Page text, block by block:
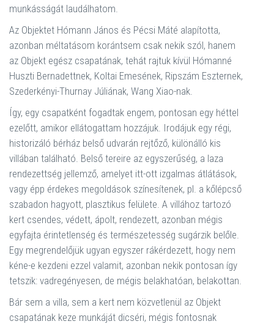
munkásságát laudálhatom.
Az Objektet Hómann János és Pécsi Máté alapította,
azonban méltatásom korántsem csak nekik szól, hanem
az Objekt egész csapatának, tehát rajtuk kívül Hómanné
Huszti Bernadettnek, Koltai Emesének, Ripszám Eszternek,
Szederkényi-Thurnay Júliának, Wang Xiao-nak.
Így, egy csapatként fogadtak engem, pontosan egy héttel
ezelőtt, amikor ellátogattam hozzájuk. Irodájuk egy régi,
historizáló bérház belső udvarán rejtőző, különálló kis
villában található. Belső tereire az egyszerűség, a laza
rendezettség jellemző, amelyet itt-ott izgalmas átlátások,
vagy épp érdekes megoldások színesítenek, pl. a kőlépcső
szabadon hagyott, plasztikus felülete. A villához tartozó
kert csendes, védett, ápolt, rendezett, azonban mégis
egyfajta érintetlenség és természetesség sugárzik belőle.
Egy megrendelőjük ugyan egyszer rákérdezett, hogy nem
kéne-e kezdeni ezzel valamit, azonban nekik pontosan így
tetszik: vadregényesen, de mégis belakhatóan, belakottan.
Bár sem a villa, sem a kert nem közvetlenül az Objekt
csapatának keze munkáját dicséri, mégis fontosnak